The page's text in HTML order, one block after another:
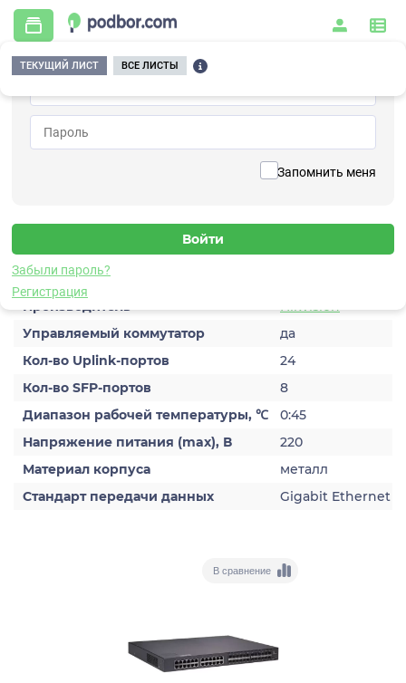
Запомнить меня
Забыли пароль?
Регистрация
ТЕКУЩИЙ ЛИСТ ВСЕ ЛИСТЫ
Главная / Видеонаблюдение / Коммутаторы / без PoE / DS-3E3756TF
Вернуться к списку
Коммутатор без PoE
Характеристики
Производитель
Hikvision
Управляемый коммутатор
да
Кол-во Uplink-портов
24
Кол-во SFP-портов
8
Диапазон рабочей температуры, ℃
0:45
Напряжение питания (max), В
220
Материал корпуса
металл
Стандарт передачи данных
Gigabit Ethernet
В сравнение